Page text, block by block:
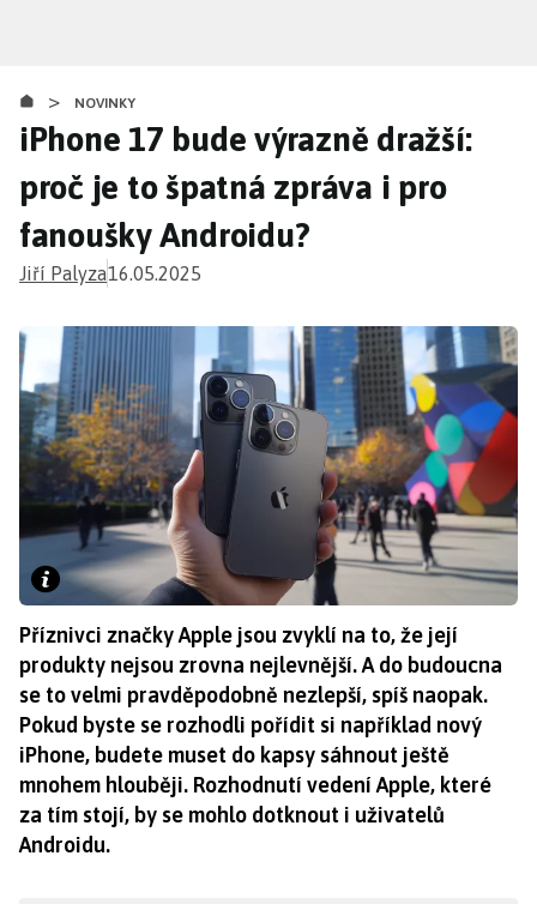
obsahu
> NOVINKY
iPhone 17 bude výrazně dražší:
proč je to špatná zpráva i pro
fanoušky Androidu?
Jiří Palyza16.05.2025
Příznivci značky Apple jsou zvyklí na to, že její
produkty nejsou zrovna nejlevnější. A do budoucna
se to velmi pravděpodobně nezlepší, spíš naopak.
Pokud byste se rozhodli pořídit si například nový
iPhone, budete muset do kapsy sáhnout ještě
mnohem hlouběji. Rozhodnutí vedení Apple, které
za tím stojí, by se mohlo dotknout i uživatelů
Androidu.